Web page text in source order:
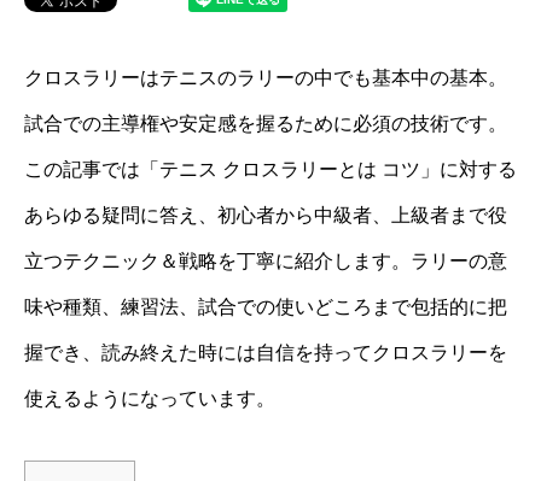
クロスラリーはテニスのラリーの中でも基本中の基本。
試合での主導権や安定感を握るために必須の技術です。
この記事では「テニス クロスラリーとは コツ」に対する
あらゆる疑問に答え、初心者から中級者、上級者まで役
立つテクニック＆戦略を丁寧に紹介します。ラリーの意
味や種類、練習法、試合での使いどころまで包括的に把
握でき、読み終えた時には自信を持ってクロスラリーを
使えるようになっています。